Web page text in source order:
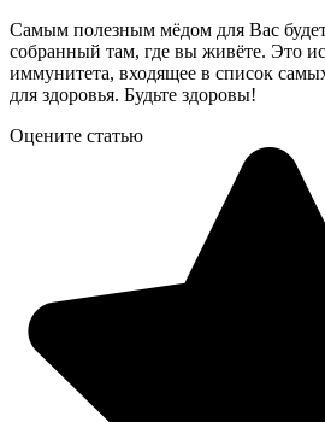
Самым полезным мёдом для Вас
собранный там, где вы живёте. Это
иммунитета, входящее в список
для здоровья. Будьте здоровы!
Оцените статью